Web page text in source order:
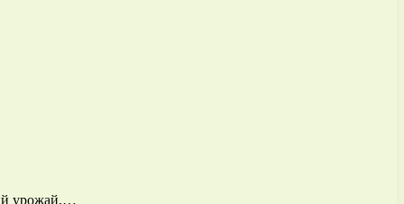
урожай,…